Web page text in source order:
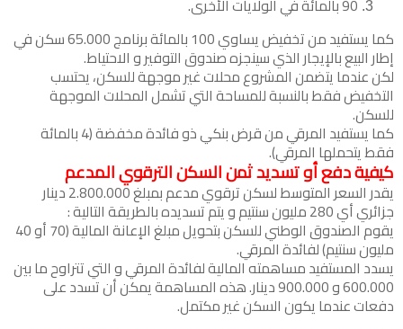
90 بالمائة في الولايات الأخرى.
كما يستفيد من تخفيض يساوي 100 بالمائة برنامج 65.000 سكن في
إطار البيع بالإيجار الذي سينجزه صندوق التوفير و الاحتياط.
لكن عندما يتضمن المشروع محلات غير موجهة للسكن، يحتسب
التخفيض فقط بالنسبة للمساحة التي تشمل المحلات الموجهة
للسكن.
كما يستفيد المرقي من قرض بنكي ذو فائدة مخفضة (4 بالمائة
فقط يتحملها المرقي).
كيفية دفع أو تسديد ثمن السكن الترقوي المدعم
يقدر السعر المتوسط لسكن ترقوي مدعم بمبلغ 2.800.000 دينار
جزائري أي 280 مليون سنتيم و يتم تسديده بالطريقة التالية :
يقوم الصندوق الوطني للسكن بتحويل مبلغ الإعانة المالية (70 أو 40
مليون سنتيم) لفائدة المرقي.
يسدد المستفيد مساهمته المالية لفائدة المرقي و التي تتراوح ما بين
600.000 و 900.000 دينار. هذه المساهمة يمكن أن تسدد على
دفعات عندما يكون السكن غير مكتمل.